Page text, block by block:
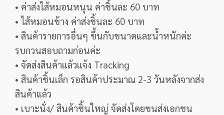
• ค่าส่งไส้หมอนหนุน ค่าชิ้นละ 60 บาท
• ไส้หมอนข้าง ค่าส่งชิ้นละ 60 บาท
• สินค้ารายการอื่นๆ ขึ้นกับขนาดและน้ำหนักค่ะ
รบกวนสอบถามก่อนค่ะ
• จัดส่งสินค้าแล้วแจ้ง Tracking
• สินค้าชิ้นเล็ก รอสินค้าประมาณ 2-3 วันหลังจากส่ง
สินค้าแล้ว
• เบาะนั่ง/ สินค้าชิ้นใหญ่ จัดส่งโดยขนส่งเอกชน